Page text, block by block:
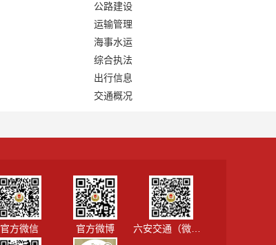
公路建设
运输管理
海事水运
综合执法
出行信息
交通概况
官方微信 官方微博 六安交通（微信视频号）